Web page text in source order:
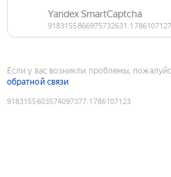
Если у вас возникли проблемы,
обратной связи
9183155603574097377:1786107123